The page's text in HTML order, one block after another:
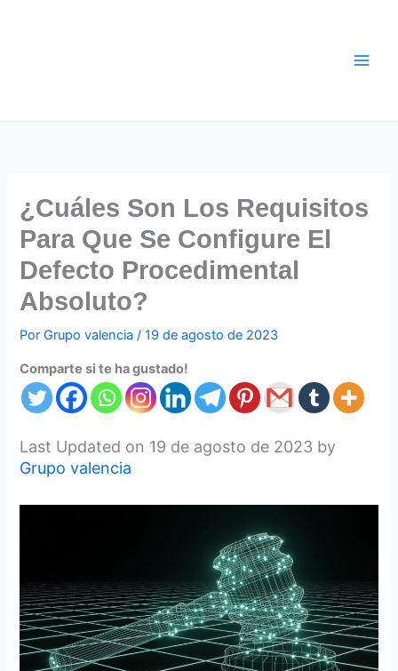
¿Cuáles Son Los Requisitos
Para Que Se Configure El
Defecto Procedimental
Absoluto?
PorGrupo valencia/19 de agosto de 2023
Comparte si te ha gustado!
Last Updated on 19 de agosto de 2023 by
Grupo valencia